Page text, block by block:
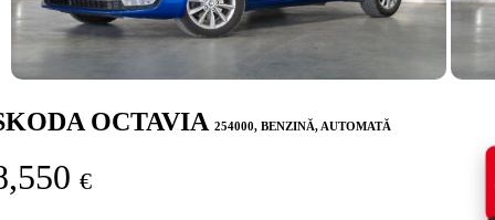
OCTAVIA 254000, BENZINĂ, AUTOMATĂ
€